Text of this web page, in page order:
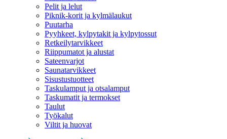
Pelit ja lelut
Piknik-korit ja kylmälaukut
Puutarha
Pyyhkeet, kylpytakit ja kylpytossut
Retkeilytarvikkeet
Riippumatot ja alustat
Sateenvarjot
Saunatarvikkeet
Sisustustuotteet
Taskulamput ja otsalamput
Taskumatit ja termokset
Taulut
Työkalut
Viltit ja huovat